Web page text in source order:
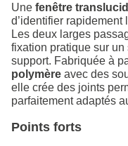
Une fenêtre
d’identifier
Les deux larges
fixation pratique sur
support. Fabriquée à
polymère avec des
elle crée des joints
parfaitement adaptés
Points forts